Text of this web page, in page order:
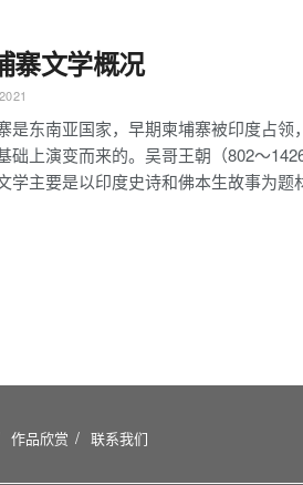
寨文学概况
是东南亚国家，早期柬埔寨被印度占
础上演变而来的。吴哥王朝（802～
学主要是以印度史诗和佛本生故事为
作品欣赏 联系我们